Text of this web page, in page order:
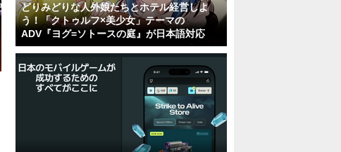
どりみどりな人外娘たちとホテル経営しよ
う！「クトゥルフ×美少女」テーマの
ADV『ヨグ=ソトースの庭』が日本語対応